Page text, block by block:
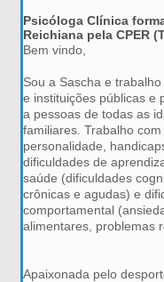
Psicóloga Clínica
Reichiana pela CPER
Bem vindo,
Sou a Sascha e
e instituições públicas e
a pessoas de todas as
familiares. Trabalho
personalidade,
dificuldades de
saúde (dificuldades
crônicas e agudas) e
comportamental
alimentares, problemas
Apaixonada pelo